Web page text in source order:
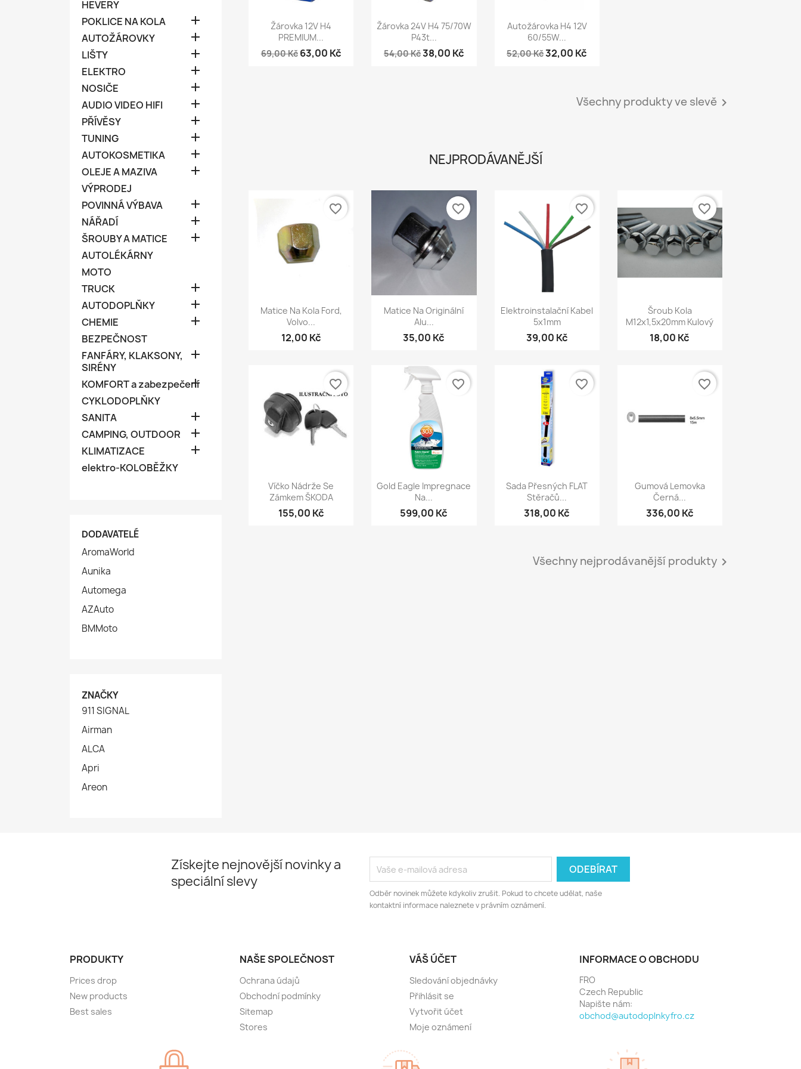
HEVERY
POKLICE NA KOLA

AUTOŽÁROVKY 
LIŠTY 
ELEKTRO 
NOSIČE 
AUDIO VIDEO HIFI 
PŘÍVĚSY 
TUNING 
AUTOKOSMETIKA 
OLEJE A MAZIVA 
VÝPRODEJ
POVINNÁ VÝBAVA

NÁŘADÍ 
ŠROUBY A MATICE 
AUTOLÉKÁRNY
MOTO
TRUCK

AUTODOPLŇKY 
CHEMIE 
BEZPEČNOST
FANFÁRY, KLAKSONY,
SIRÉNY

KOMFORT a zabezpečení

CYKLODOPLŇKY
SANITA

CAMPING, OUTDOOR 
KLIMATIZACE 
elektro-KOLOBĚŽKY
DODAVATELÉ
AromaWorld
Aunika
Automega
AZAuto
BMMoto
ZNAČKY
911 SIGNAL
Airman
ALCA
Apri
Areon
Rychlý náhled
Žárovka 12V H4
PREMIUM...
69,00 Kč 63,00 Kč
Rychlý náhled
Žárovka 24V H4 75/70W
P43t...
54,00 Kč38,00 Kč
Rychlý náhled
Autožárovka H4 12V
60/55W...
52,00 Kč32,00 Kč
Všechny produkty ve slevě 
NEJPRODÁVANĚJŠÍ
Rychlý náhled
Matice Na Kola Ford,
Volvo...
12,00 Kč
favorite_border
Rychlý náhled
Matice Na Originální
Alu...
35,00 Kč
favorite_border
Rychlý náhled
Elektroinstalační Kabel
5x1mm
39,00 Kč
favorite_border
Rychlý náhled
Šroub Kola
M12x1,5x20mm Kulový
18,00 Kč
favorite_border
Rychlý náhled
Víčko Nádrže Se
Zámkem ŠKODA
155,00 Kč
favorite_border
Rychlý náhled
Gold Eagle Impregnace
Na...
599,00 Kč
favorite_border
Rychlý náhled
Sada Přesných FLAT
Stěračů...
318,00 Kč
favorite_border
Rychlý náhled
Gumová Lemovka
Černá...
336,00 Kč
favorite_border
Všechny nejprodávanější produkty 
Získejte nejnovější novinky a
speciální slevy
Odběr novinek můžete kdykoliv zrušit. Pokud to chcete udělat, naše
kontaktní informace naleznete v právním oznámení.
PRODUKTY
Prices drop
New products
Best sales
NAŠE SPOLEČNOST
Ochrana údajů
Obchodní podmínky
Sitemap
Stores
VÁŠ ÚČET
Sledování objednávky
Přihlásit se
Vytvořit účet
Moje oznámení
INFORMACE O OBCHODU
FRO
Czech Republic
Napište nám:
obchod@autodoplnkyfro.cz